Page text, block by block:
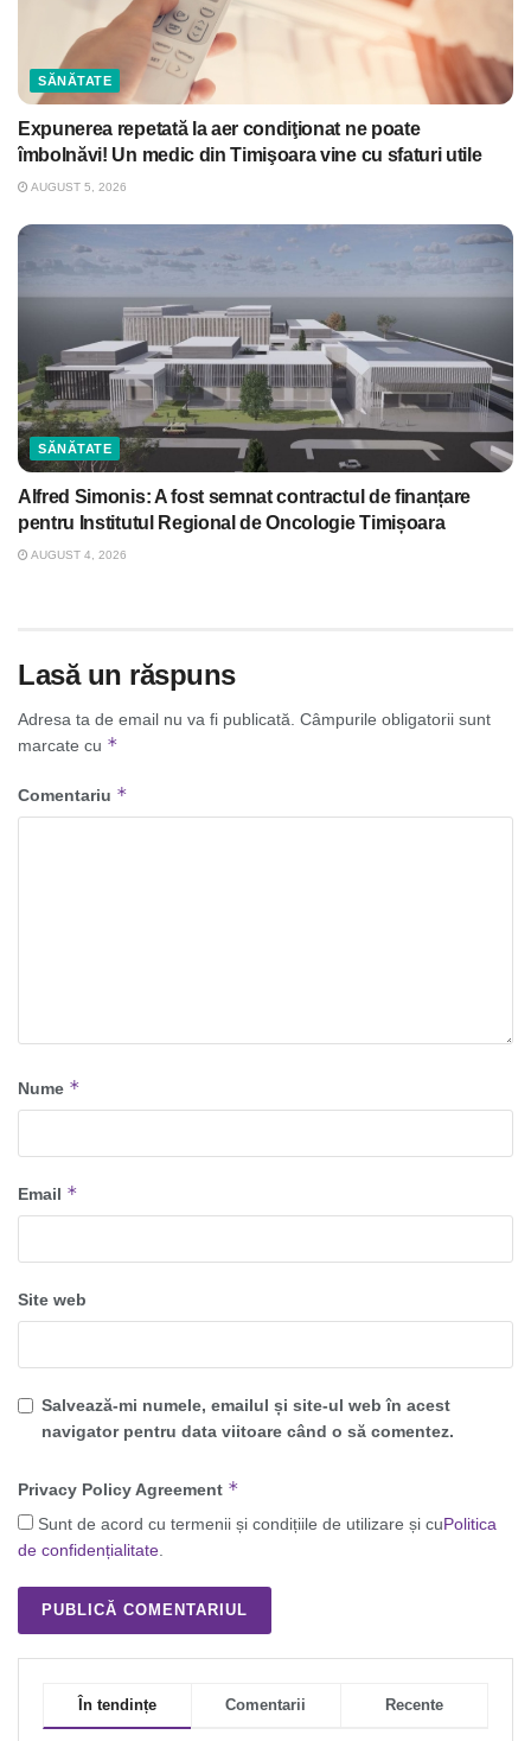
SĂNĂTATE
Expunerea repetată la aer condiţionat ne poate
îmbolnăvi! Un medic din Timişoara vine cu sfaturi utile
AUGUST 5, 2026
SĂNĂTATE
Alfred Simonis: A fost semnat contractul de finanțare
pentru Institutul Regional de Oncologie Timișoara
AUGUST 4, 2026
Lasă un răspuns
Adresa ta de email nu va fi publicată. Câmpurile obligatorii sunt
marcate cu *
Comentariu *
Nume *
Email *
Site web
Salvează-mi numele, emailul și site-ul web în acest
navigator pentru data viitoare când o să comentez.
Privacy Policy Agreement *
Sunt de acord cu termenii și condițiile de utilizare și cuPolitica
de confidențialitate.
În tendințe Comentarii Recente